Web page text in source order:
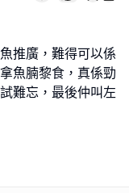
推廣，難得可以係
魚腩黎食，真係勁
難忘，最後仲叫左